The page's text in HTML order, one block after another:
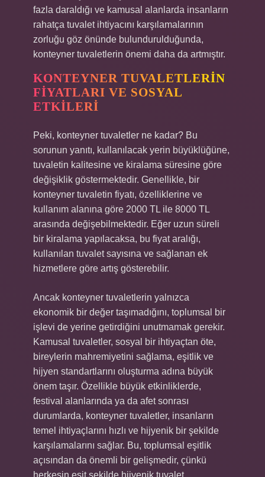
fazla daraldığı ve kamusal alanlarda insanların
rahatça tuvalet ihtiyacını karşılamalarının
zorluğu göz önünde bulundurulduğunda,
konteyner tuvaletlerin önemi daha da artmıştır.
KONTEYNER TUVALETLERIN
FIYATLARI VE SOSYAL
ETKILERI
Peki, konteyner tuvaletler ne kadar? Bu
sorunun yanıtı, kullanılacak yerin büyüklüğüne,
tuvaletin kalitesine ve kiralama süresine göre
değişiklik göstermektedir. Genellikle, bir
konteyner tuvaletin fiyatı, özelliklerine ve
kullanım alanına göre 2000 TL ile 8000 TL
arasında değişebilmektedir. Eğer uzun süreli
bir kiralama yapılacaksa, bu fiyat aralığı,
kullanılan tuvalet sayısına ve sağlanan ek
hizmetlere göre artış gösterebilir.
Ancak konteyner tuvaletlerin yalnızca
ekonomik bir değer taşımadığını, toplumsal bir
işlevi de yerine getirdiğini unutmamak gerekir.
Kamusal tuvaletler, sosyal bir ihtiyaçtan öte,
bireylerin mahremiyetini sağlama, eşitlik ve
hijyen standartlarını oluşturma adına büyük
önem taşır. Özellikle büyük etkinliklerde,
festival alanlarında ya da afet sonrası
durumlarda, konteyner tuvaletler, insanların
temel ihtiyaçlarını hızlı ve hijyenik bir şekilde
karşılamalarını sağlar. Bu, toplumsal eşitlik
açısından da önemli bir gelişmedir, çünkü
herkesin eşit şekilde hijyenik tuvalet